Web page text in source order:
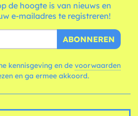
de hoogte is van nieuws en
e-mailadres te registreren!
ABONNEREN
kennisgeving en de voorwaarden
en ga ermee akkoord.